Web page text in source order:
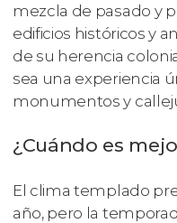
mezcla de pasado y
edificios históricos y
de su herencia
sea una experiencia
monumentos y
¿Cuándo es
El clima templado
año, pero la